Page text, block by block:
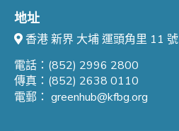
地址
香港 新界 大埔 運頭角里 11 號
電話：(852) 2996 2800
傳真：(852) 2638 0110
電郵： greenhub@kfbg.org